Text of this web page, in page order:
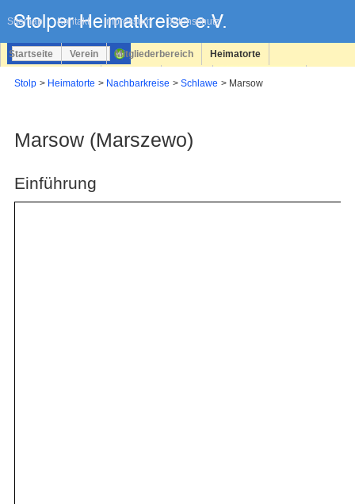
Sitemap Kontakt Impressum Datenschutz
überspringen
Startseite Verein Mitgliederbereich Heimatorte
Stolp Heimatorte Nachbarkreise Schlawe Marsow
Marsow (Marszewo)
Einführung